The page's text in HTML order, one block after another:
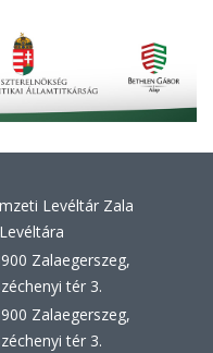
Levéltár Zala
Zalaegerszeg,
tér 3.
Zalaegerszeg,
tér 3.